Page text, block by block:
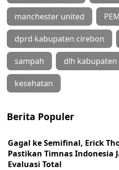
manchester united
dprd kabupaten cirebon
sampah dlh
kesehatan
Berita Populer
Gagal ke Semifinal, Erick
Pastikan Timnas Indonesia
Evaluasi Total